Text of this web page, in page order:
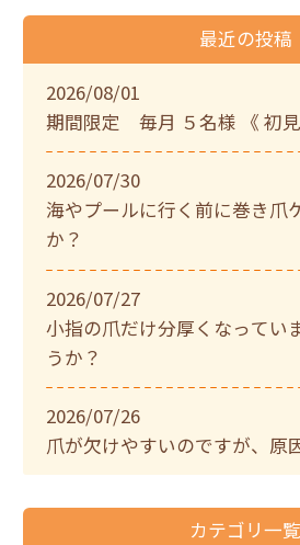
最近の投稿
2026/08/01
期間限定 毎月 ５名様 《 初見
2026/07/30
海やプールに行く前に巻き爪
か？
2026/07/27
小指の爪だけ分厚くなってい
うか？
2026/07/26
爪が欠けやすいのですが、原
カテゴリ一覧